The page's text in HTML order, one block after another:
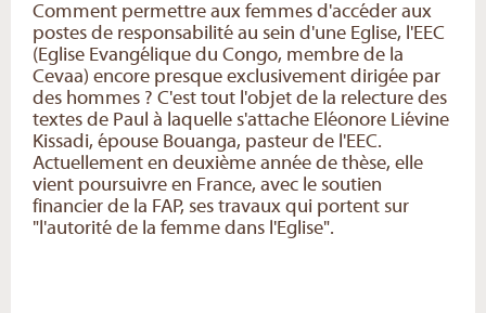
Comment permettre aux femmes d'accéder aux
postes de responsabilité au sein d'une Eglise, l'EEC
(Eglise Evangélique du Congo, membre de la
Cevaa) encore presque exclusivement dirigée par
des hommes ? C'est tout l'objet de la relecture des
textes de Paul à laquelle s'attache Eléonore Liévine
Kissadi, épouse Bouanga, pasteur de l'EEC.
Actuellement en deuxième année de thèse, elle
vient poursuivre en France, avec le soutien
financier de la FAP, ses travaux qui portent sur
"l'autorité de la femme dans l'Eglise".